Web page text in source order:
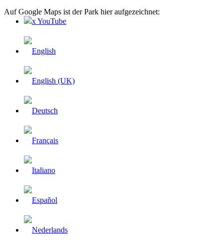
x YouTube
Auf Google Maps ist der Park hier aufgezeichnet: